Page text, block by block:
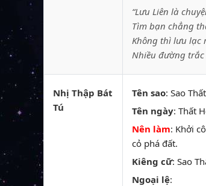
“Lưu Liên là
Tìm bạn chẳng
Không thì lưu lạc
Nhiều đường
Nhị Thập Bát
Tú
Tên sao: Sao Thất
Tên ngày: Thất
Nên làm: Khởi
cỏ phá đất.
Kiêng cữ: Sao
Ngoại lệ: